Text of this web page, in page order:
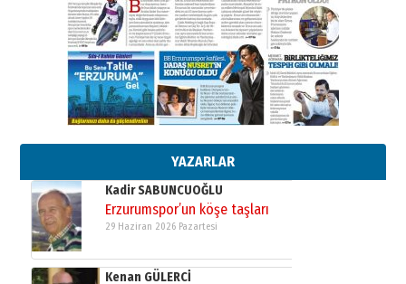
YAZARLAR
Cem Bakırcı
Ardında bıraktığı hatıralarıyla
gönül adamı Faruk Terzioğlu!
13 Mayıs 2026 Çarşamba
Esat BİNDESEN
Başkan Sekmen’den Erzurum’a
bir vizyon proje daha!
02 Ağustos 2026 Pazar
Kadir SABUNCUOĞLU
Erzurumspor’un köşe taşları
29 Haziran 2026 Pazartesi
Kenan GÜLERCİ